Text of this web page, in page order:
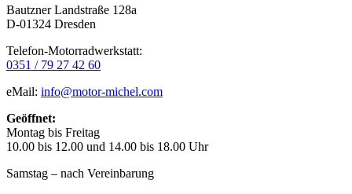
Bautzner Landstraße 128a
D-01324 Dresden
Telefon-Motorradwerkstatt:
0351 / 79 27 42 60
eMail: info@motor-michel.com
Geöffnet:
Montag bis Freitag
10.00 bis 12.00 und 14.00 bis 18.00 Uhr
Samstag – nach Vereinbarung